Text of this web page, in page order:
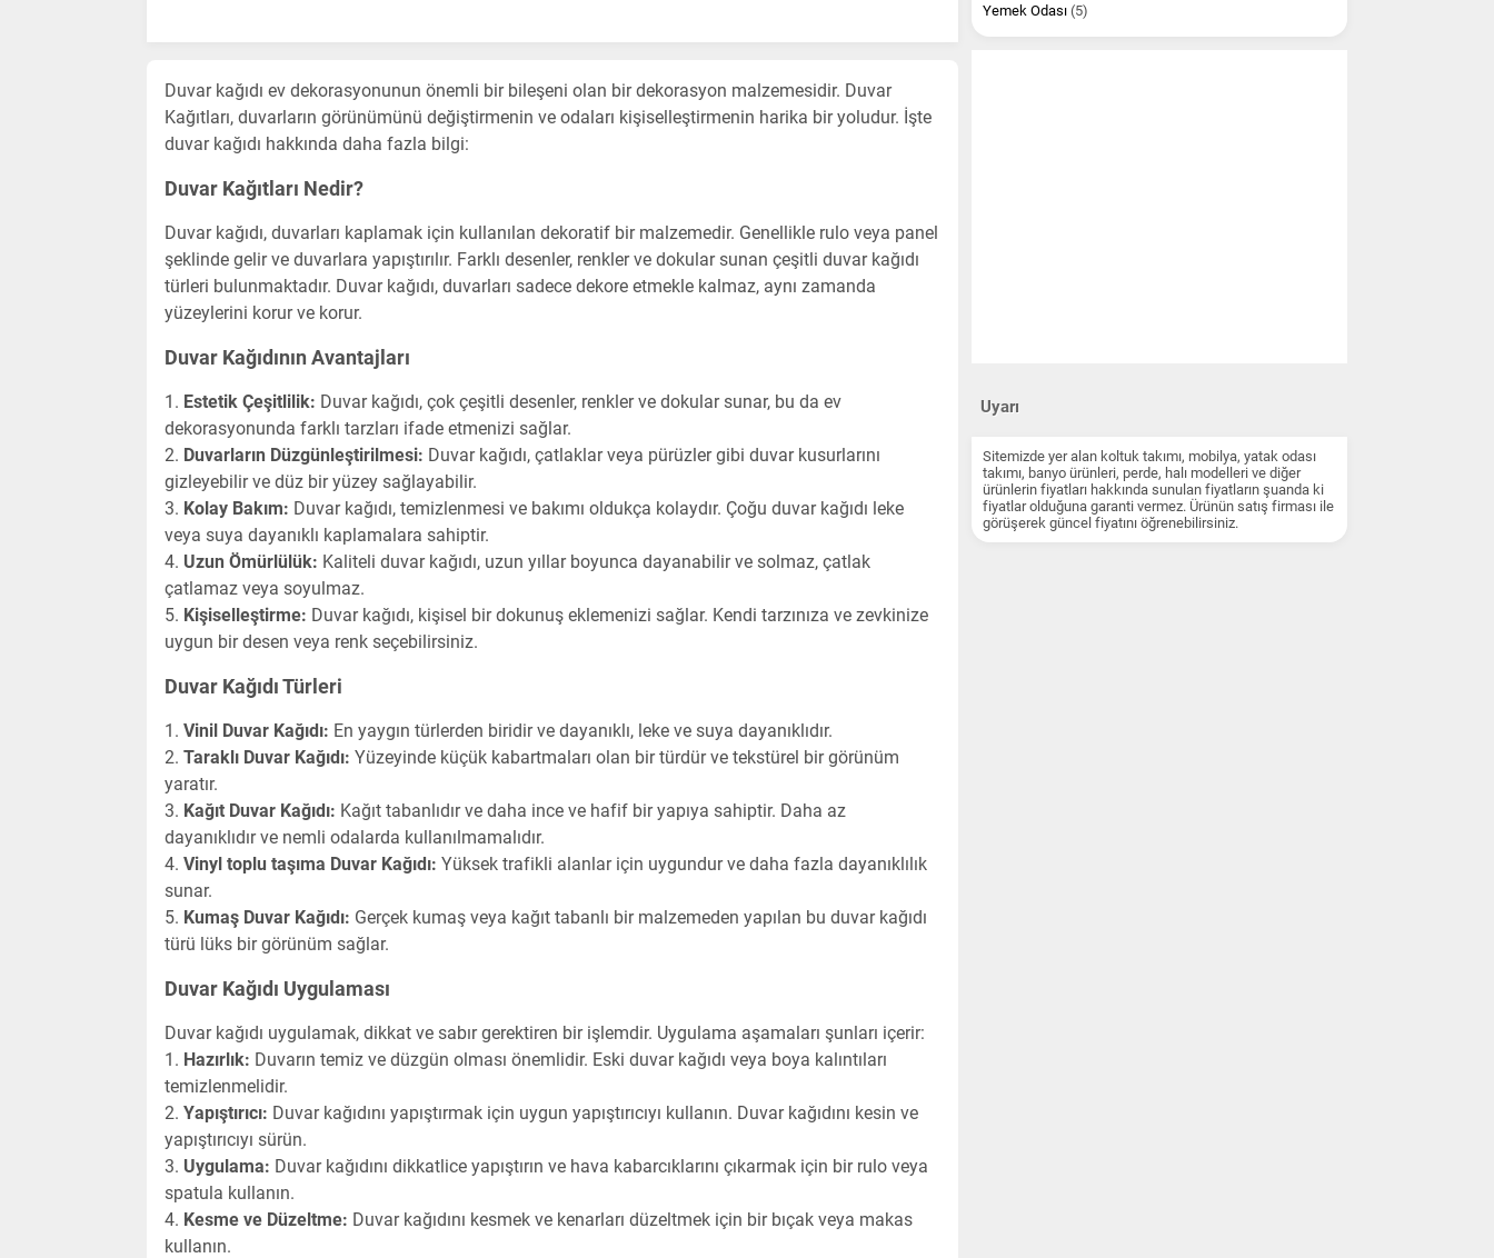
Duvar kağıdı ev dekorasyonunun önemli bir bileşeni olan bir dekorasyon malzemesidir. Duvar
Kağıtları, duvarların görünümünü değiştirmenin ve odaları kişiselleştirmenin harika bir yoludur. İşte
duvar kağıdı hakkında daha fazla bilgi:
Duvar Kağıtları Nedir?
Duvar kağıdı, duvarları kaplamak için kullanılan dekoratif bir malzemedir. Genellikle rulo veya panel
şeklinde gelir ve duvarlara yapıştırılır. Farklı desenler, renkler ve dokular sunan çeşitli duvar kağıdı
türleri bulunmaktadır. Duvar kağıdı, duvarları sadece dekore etmekle kalmaz, aynı zamanda
yüzeylerini korur ve korur.
Duvar Kağıdının Avantajları
Estetik Çeşitlilik: Duvar kağıdı, çok çeşitli desenler, renkler ve dokular sunar, bu da ev
dekorasyonunda farklı tarzları ifade etmenizi sağlar.
Duvarların Düzgünleştirilmesi: Duvar kağıdı, çatlaklar veya pürüzler gibi duvar kusurlarını
gizleyebilir ve düz bir yüzey sağlayabilir.
Kolay Bakım: Duvar kağıdı, temizlenmesi ve bakımı oldukça kolaydır. Çoğu duvar kağıdı leke
veya suya dayanıklı kaplamalara sahiptir.
Uzun Ömürlülük: Kaliteli duvar kağıdı, uzun yıllar boyunca dayanabilir ve solmaz, çatlak
çatlamaz veya soyulmaz.
Kişiselleştirme: Duvar kağıdı, kişisel bir dokunuş eklemenizi sağlar. Kendi tarzınıza ve zevkinize
uygun bir desen veya renk seçebilirsiniz.
Duvar Kağıdı Türleri
Vinil Duvar Kağıdı: En yaygın türlerden biridir ve dayanıklı, leke ve suya dayanıklıdır.
Taraklı Duvar Kağıdı: Yüzeyinde küçük kabartmaları olan bir türdür ve tekstürel bir görünüm
yaratır.
Kağıt Duvar Kağıdı: Kağıt tabanlıdır ve daha ince ve hafif bir yapıya sahiptir. Daha az
dayanıklıdır ve nemli odalarda kullanılmamalıdır.
Vinyl toplu taşıma Duvar Kağıdı: Yüksek trafikli alanlar için uygundur ve daha fazla dayanıklılık
sunar.
Kumaş Duvar Kağıdı: Gerçek kumaş veya kağıt tabanlı bir malzemeden yapılan bu duvar kağıdı
türü lüks bir görünüm sağlar.
Duvar Kağıdı Uygulaması
Duvar kağıdı uygulamak, dikkat ve sabır gerektiren bir işlemdir. Uygulama aşamaları şunları içerir:
Hazırlık: Duvarın temiz ve düzgün olması önemlidir. Eski duvar kağıdı veya boya kalıntıları
temizlenmelidir.
Yapıştırıcı: Duvar kağıdını yapıştırmak için uygun yapıştırıcıyı kullanın. Duvar kağıdını kesin ve
yapıştırıcıyı sürün.
Uygulama: Duvar kağıdını dikkatlice yapıştırın ve hava kabarcıklarını çıkarmak için bir rulo veya
spatula kullanın.
Kesme ve Düzeltme: Duvar kağıdını kesmek ve kenarları düzeltmek için bir bıçak veya makas
kullanın.
Yemek Odası (5)
Uyarı
Sitemizde yer alan koltuk takımı, mobilya, yatak odası
takımı, banyo ürünleri, perde, halı modelleri ve diğer
ürünlerin fiyatları hakkında sunulan fiyatların şuanda ki
fiyatlar olduğuna garanti vermez. Ürünün satış firması ile
görüşerek güncel fiyatını öğrenebilirsiniz.